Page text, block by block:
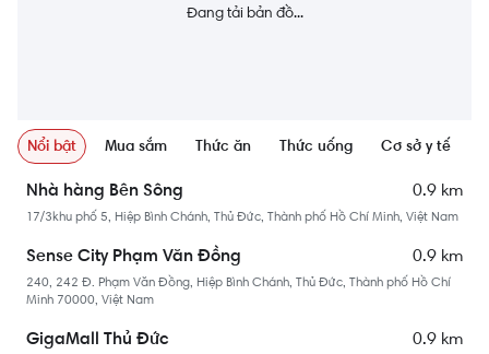
Đang tải bản đồ...
Nổi bật Mua sắm Thức ăn Thức uống Cơ sở y tế
Nhà hàng Bên Sông 0.9 km
17/3khu phố 5, Hiệp Bình Chánh, Thủ Đức, Thành phố Hồ Chí Minh, Việt Nam
Sense City Phạm Văn Đồng 0.9 km
240, 242 Đ. Phạm Văn Đồng, Hiệp Bình Chánh, Thủ Đức, Thành phố Hồ Chí
Minh 70000, Việt Nam
GigaMall Thủ Đức 0.9 km